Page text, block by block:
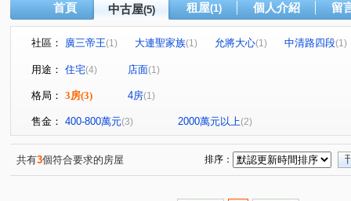
首頁 中古屋(5) 租屋(1) 個人介紹 留
社區： 廣三帝王(1) 大連聖家族(1) 允將大心(1) 中清路四段(1)
華美街 大連北街
用途： 住宅(4) 店面(1)
格局： 3房(3) 4房(1)
售金： 400-800萬元(3) 2000萬元以上(2)
共有3個符合要求的房屋 排序：